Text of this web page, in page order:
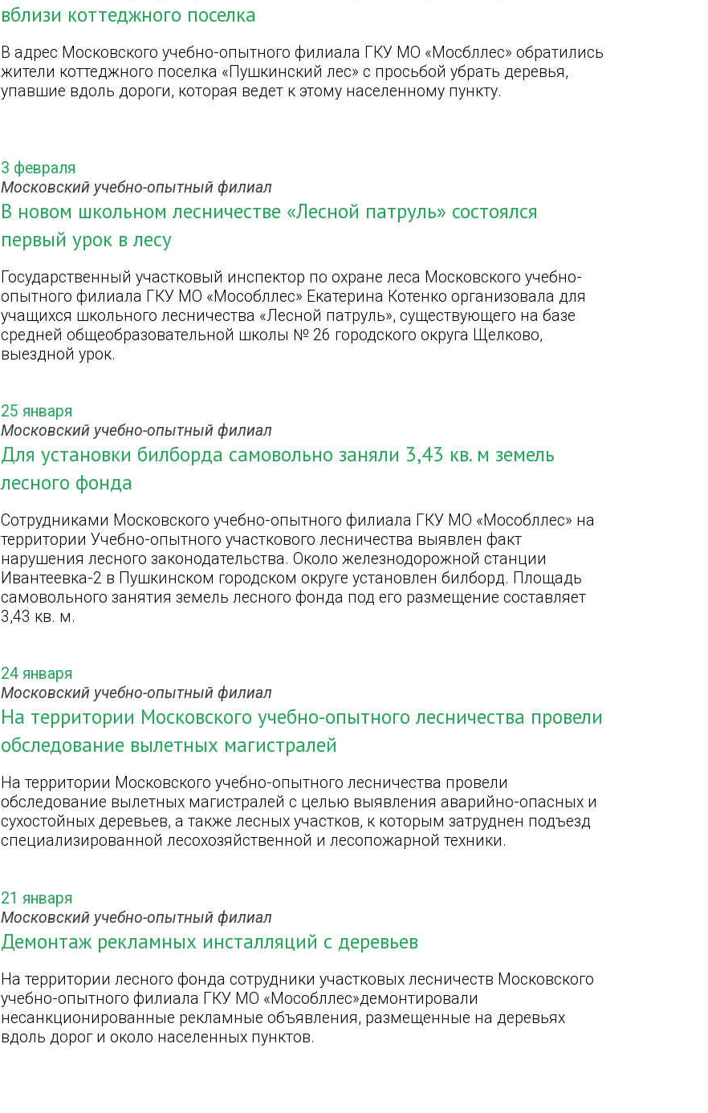
вблизи коттеджного поселка
В адрес Московского учебно-опытного филиала ГКУ МО «Мосбллес» обратились
жители коттеджного поселка «Пушкинский лес» с просьбой убрать деревья,
упавшие вдоль дороги, которая ведет к этому населенному пункту.
3 февраля
Московский учебно-опытный филиал
В новом школьном лесничестве «Лесной патруль» состоялся
первый урок в лесу
Государственный участковый инспектор по охране леса Московского учебно-
опытного филиала ГКУ МО «Мособллес» Екатерина Котенко организовала для
учащихся школьного лесничества «Лесной патруль», существующего на базе
средней общеобразовательной школы № 26 городского округа Щелково,
выездной урок.
25 января
Московский учебно-опытный филиал
Для установки билборда самовольно заняли 3,43 кв. м земель
лесного фонда
Сотрудниками Московского учебно-опытного филиала ГКУ МО «Мособллес» на
территории Учебно-опытного участкового лесничества выявлен факт
нарушения лесного законодательства. Около железнодорожной станции
Ивантеевка-2 в Пушкинском городском округе установлен билборд. Площадь
самовольного занятия земель лесного фонда под его размещение составляет
3,43 кв. м.
24 января
Московский учебно-опытный филиал
На территории Московского учебно-опытного лесничества провели
обследование вылетных магистралей
На территории Московского учебно-опытного лесничества провели
обследование вылетных магистралей с целью выявления аварийно-опасных и
сухостойных деревьев, а также лесных участков, к которым затруднен подъезд
специализированной лесохозяйственной и лесопожарной техники.
21 января
Московский учебно-опытный филиал
Демонтаж рекламных инсталляций с деревьев
На территории лесного фонда сотрудники участковых лесничеств Московского
учебно-опытного филиала ГКУ МО «Мособллес»демонтировали
несанкционированные рекламные объявления, размещенные на деревьях
вдоль дорог и около населенных пунктов.